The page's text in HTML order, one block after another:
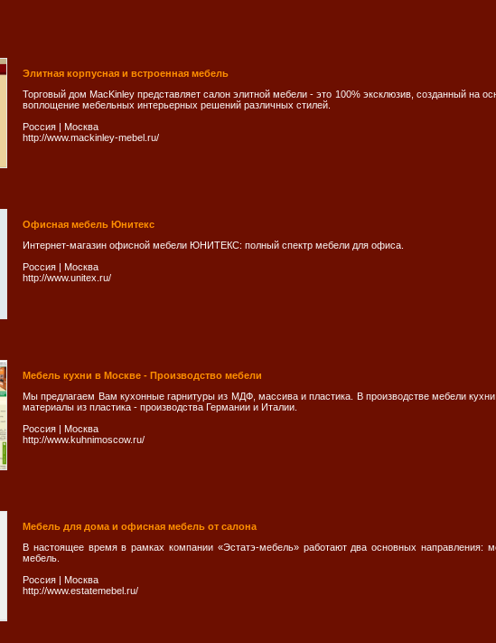
Элитная корпусная и встроенная мебель
Торговый дом MacKinley представляет салон элитной мебели - это 100% эксклюзив, созданный на
воплощение мебельных интерьерных решений различных стилей.
Россия | Москва
http://www.mackinley-mebel.ru/
Офисная мебель Юнитекс
Интернет-магазин офисной мебели ЮНИТЕКС: полный спектр мебели для офиса.
Россия | Москва
http://www.unitex.ru/
Мебель кухни в Москве - Производство мебели
Мы предлагаем Вам кухонные гарнитуры из МДФ, массива и пластика. В производстве мебели
материалы из пластика - производства Германии и Италии.
Россия | Москва
http://www.kuhnimoscow.ru/
Мебель для дома и офисная мебель от салона
В настоящее время в рамках компании «Эстатэ-мебель» работают два основных направления:
мебель.
Россия | Москва
http://www.estatemebel.ru/